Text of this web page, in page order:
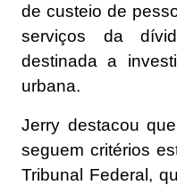
de custeio de
serviços da
destinada a
urbana.
Jerry destacou
seguem critérios
Tribunal Federal,